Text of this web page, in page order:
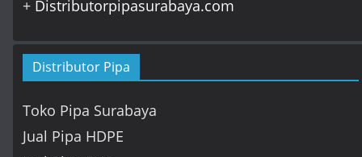
+ Distributorpipasurabaya.com
Distributor Pipa
Toko Pipa Surabaya
Jual Pipa HDPE